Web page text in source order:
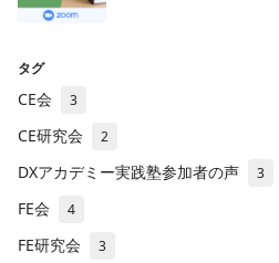
タグ
CE会 3
CE研究会 2
DXアカデミー実践塾参加者の声 3
FE会 4
FE研究会 3